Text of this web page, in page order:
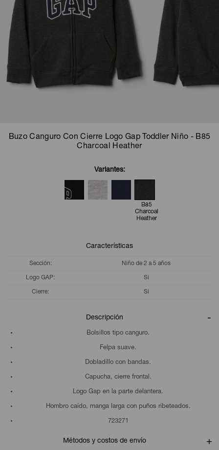
Buzo Canguro Con Cierre Logo Gap Toddler Niño - B85
Charcoal Heather
Variantes:
B85
Charcoal
Heather
Características
Sección Niño de 2 a 5 años
Logo GAP Si
Cierre Si
Descripción
Bolsillos tipo canguro.
Felpa suave.
Dobladillo con bandas.
Capucha, cierre frontal.
Logo Gap en la parte delantera.
Hombro caído, manga larga con puños ribeteados.
723271
Métodos y costos de envío
Camperas
Vestidos y polleras
Calzas
Camperas
Ropa interior
Camperas
Pijamas
Camperas